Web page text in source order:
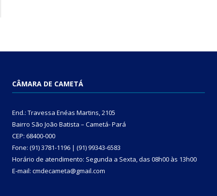
CÂMARA DE CAMETÁ
End.: Travessa Enéas Martins, 2105
Bairro São João Batista – Cametá- Pará
CEP: 68400-000
Fone: (91) 3781-1196 | (91) 99343-6583
Horário de atendimento: Segunda a Sexta, das 08h00 às 13h00
E-mail: cmdecameta@gmail.com